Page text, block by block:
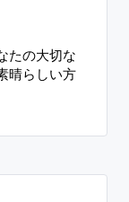
たの大切な
晴らしい方